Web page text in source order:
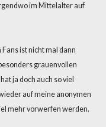
im Mittelalter auf
Fans ist nicht mal dann
grauenvollen
ja doch auch so viel
auf meine anonymen
mehr vorwerfen werden.